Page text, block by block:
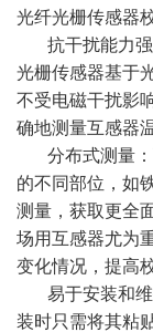
光纤光栅传感器
抗干扰能力
光栅传感器基于
不受电磁干扰影
确地测量互感器
分布式测量
的不同部位，如
测量，获取更全
场用互感器尤为
变化情况，提高
易于安装和
装时只需将其粘